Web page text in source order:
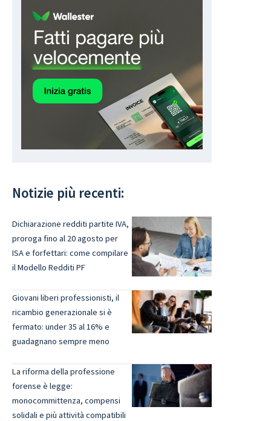
Notizie più recenti:
Dichiarazione redditi partite IVA,
proroga fino al 20 agosto per
ISA e forfettari: come compilare
il Modello Redditi PF
Giovani liberi professionisti, il
ricambio generazionale si è
fermato: under 35 al 16% e
guadagnano sempre meno
La riforma della professione
forense è legge:
monocommittenza, compensi
solidali e più attività compatibili